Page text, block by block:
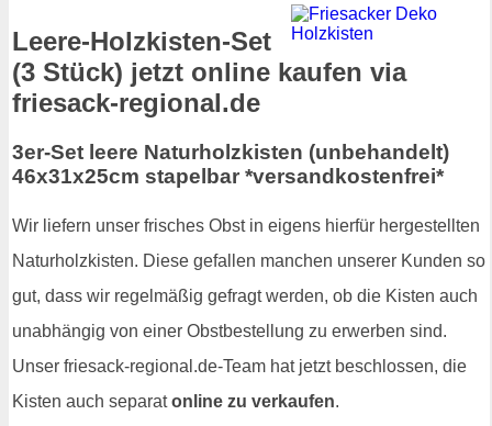
Leere-Holzkisten-Set
(3 Stück) jetzt online kaufen via
friesack-regional.de
3er-Set leere Naturholzkisten (unbehandelt)
46x31x25cm stapelbar *versandkostenfrei*
Wir liefern unser frisches Obst in eigens hierfür hergestellten
Naturholzkisten. Diese gefallen manchen unserer Kunden so
gut, dass wir regelmäßig gefragt werden, ob die Kisten auch
unabhängig von einer Obstbestellung zu erwerben sind.
Unser friesack-regional.de-Team hat jetzt beschlossen, die
Kisten auch separatonline zu verkaufen.